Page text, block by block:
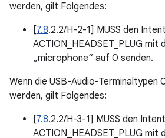
werden, gilt Folgendes:
[7.8.2.2/H-2-1] MUSS den Intent
ACTION_HEADSET_PLUG mit
„microphone“ auf 0 senden.
Wenn die USB-Audio-
werden, gilt Folgendes:
[7.8.2.2/H-3-1] MUSS den Intent
ACTION_HEADSET_PLUG mit